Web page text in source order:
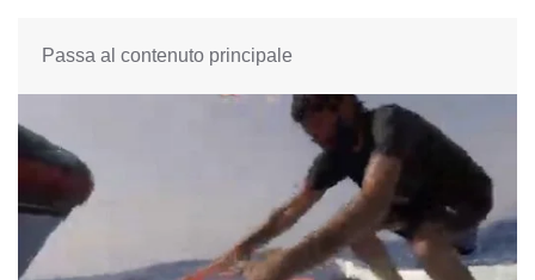
Passa al contenuto principale